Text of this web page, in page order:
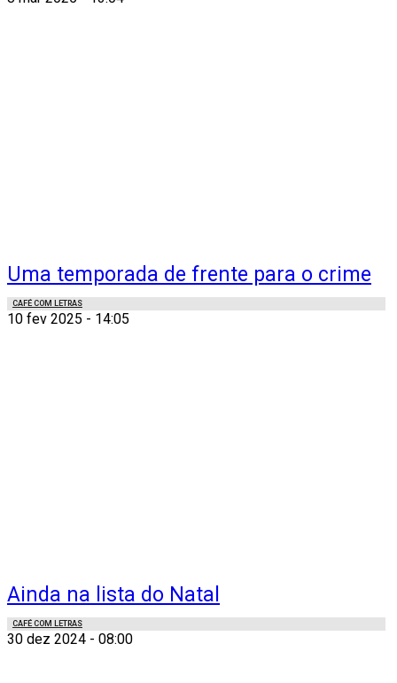
Uma temporada de frente para o crime
CAFÉ COM LETRAS
10 fev 2025 - 14:05
Ainda na lista do Natal
CAFÉ COM LETRAS
30 dez 2024 - 08:00